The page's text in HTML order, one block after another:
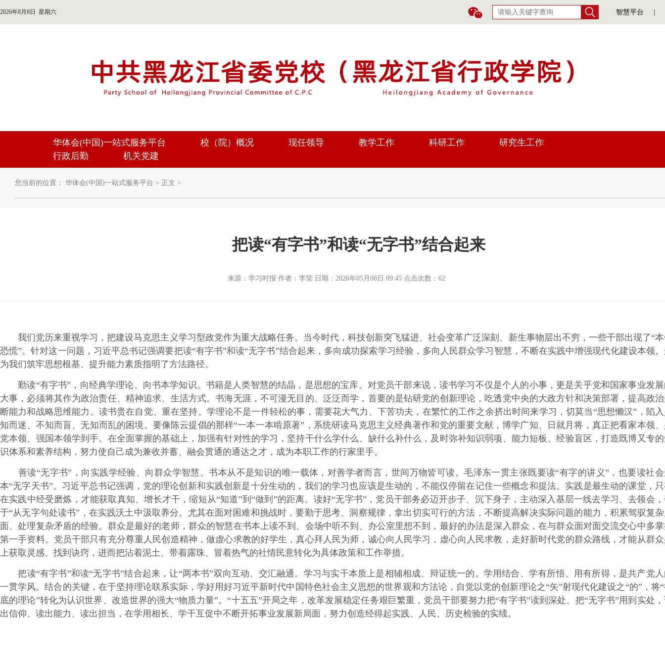
2026年8月8日 星期六 智慧平台
华体会(中国)一站式服务平台 校（院）概况 现任领导 教学工作 科研工作
研究生工作
行政后勤
机关党建
您当前的位置： 华体会(中国)一站式服务平台 > 正文 >
把读“有字书”和读“无字书”结合起来
来源：学习时报 作者：李莹 日期：2026年05月08日 09:45 点击次数： 62
我们党历来重视学习，把建设马克思主义学习型政党作为重大战略任务。当今时代，科技创新突飞猛进、社会变革广泛深刻、新生事物层出不穷，一些干部出现了“
恐慌”。针对这一问题，习近平总书记强调要把读“有字书”和读“无字书”结合起来，多向成功探索学习经验，多向人民群众学习智慧，不断在实践中增强现代化建设本领
为我们筑牢思想根基、提升能力素质指明了方法路径。
勤读“有字书”，向经典学理论、向书本学知识。书籍是人类智慧的结晶，是思想的宝库。对党员干部来说，读书学习不仅是个人的小事，更是关乎党和国家事业发
大事，必须将其作为政治责任、精神追求、生活方式。书海无涯，不可漫无目的、泛泛而学，首要的是钻研党的创新理论，吃透党中央的大政方针和决策部署，提高政
断能力和战略思维能力。读书贵在自觉、重在坚持。学理论不是一件轻松的事，需要花大气力、下苦功夫，在繁忙的工作之余挤出时间来学习，切莫当“思想懒汉”，陷
知而迷、不知而盲、无知而乱的困境。要像陈云提倡的那样“一本一本啃原著”，系统研读马克思主义经典著作和党的重要文献，博学广知、日就月将，真正把看家本领
党本领、强国本领学到手。在全面掌握的基础上，加强有针对性的学习，坚持干什么学什么、缺什么补什么，及时弥补知识弱项、能力短板、经验盲区，打造既博又专
识体系和素养结构，努力使自己成为兼收并蓄、融会贯通的通达之才，成为本职工作的行家里手。
善读“无字书”，向实践学经验、向群众学智慧。书本从不是知识的唯一载体，对善学者而言，世间万物皆可读。毛泽东一贯主张既要读“有字的讲义”，也要读社
本“无字天书”。习近平总书记强调，党的理论创新和实践创新是十分生动的，我们的学习也应该是生动的，不能仅停留在记住一些概念和提法。实践是最生动的课堂，
在实践中经受磨炼，才能获取真知、增长才干，缩短从“知道”到“做到”的距离。读好“无字书”，党员干部务必迈开步子、沉下身子，主动深入基层一线去学习、去领会
于“从无字句处读书”，在实践沃土中汲取养分。尤其在面对困难和挑战时，要勤于思考、洞察规律，拿出切实可行的方法，不断提高解决实际问题的能力，积累驾驭复
面、处理复杂矛盾的经验。群众是最好的老师，群众的智慧在书本上读不到、会场中听不到、办公室里想不到，最好的办法是深入群众，在与群众面对面交流交心中多
第一手资料。党员干部只有充分尊重人民创造精神，做虚心求教的好学生，真心拜人民为师，诚心向人民学习，虚心向人民求教，走好新时代党的群众路线，才能从群
上获取灵感、找到诀窍，进而把沾着泥土、带着露珠、冒着热气的社情民意转化为具体政策和工作举措。
把读“有字书”和读“无字书”结合起来，让“两本书”双向互动、交汇融通。学习与实干本质上是相辅相成、辩证统一的。学用结合、学有所悟、用有所得，是共产党
一贯学风。结合的关键，在于坚持理论联系实际，学好用好习近平新时代中国特色社会主义思想的世界观和方法论，自觉以党的创新理论之“矢”射现代化建设之“的”，将
底的理论”转化为认识世界、改造世界的强大“物质力量”。“十五五”开局之年，改革发展稳定任务艰巨繁重，党员干部要努力把“有字书”读到深处、把“无字书”用到实处
出信仰、读出能力、读出担当，在学用相长、学干互促中不断开拓事业发展新局面，努力创造经得起实践、人民、历史检验的实绩。